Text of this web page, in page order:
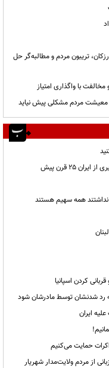
تریبون مردم و مطالبه‌گر حل
با واگذاری امتیاز
معیشت مردم مشکلی پیش نیاید
نداشتند همه سهیم هستند
کردن اسپانیا
رد شدنشان توسط مادرشان شود
ایران
حمایت می‌کنیم